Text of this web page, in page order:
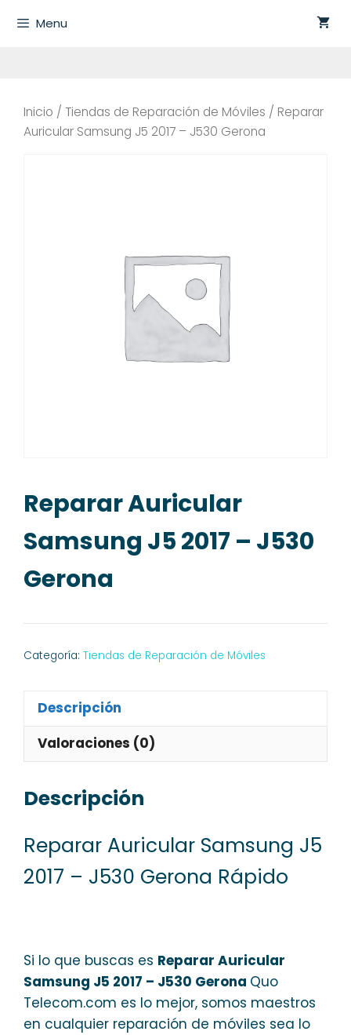
Menu
Inicio / Tiendas de Reparación de Móviles / Reparar
Auricular Samsung J5 2017 – J530 Gerona
Reparar Auricular
Samsung J5 2017 – J530
Gerona
Categoría: Tiendas de Reparación de Móviles
Descripción
Valoraciones (0)
Descripción
Reparar Auricular Samsung J5
2017 – J530 Gerona Rápido
Si lo que buscas es Reparar Auricular
Samsung J5 2017 – J530 Gerona Quo
Telecom.com es lo mejor, somos maestros
en cualquier reparación de móviles sea lo